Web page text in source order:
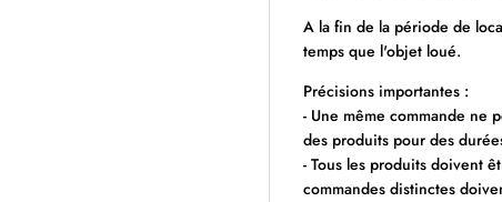
A la fin de la période de
temps que l'objet loué.
Précisions importantes :
- Une même commande ne
des produits pour des
- Tous les produits doivent
commandes distinctes